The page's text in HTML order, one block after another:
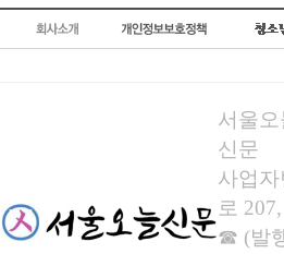
서울
신문
사업
로
☎ (발